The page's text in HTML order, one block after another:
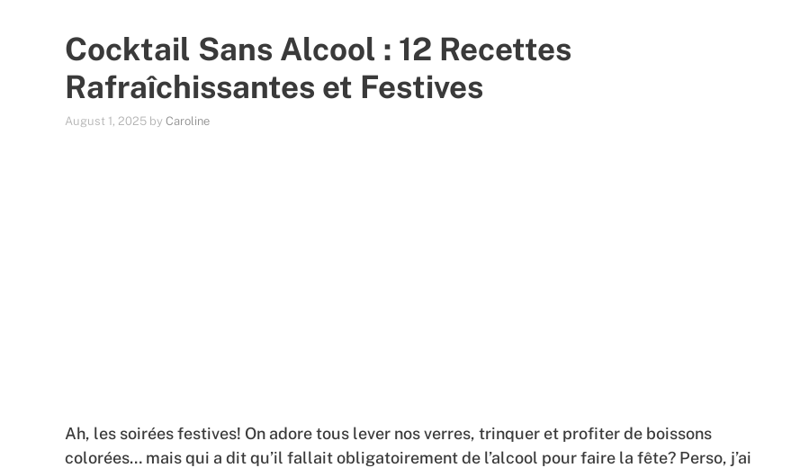
Cocktail Sans Alcool : 12 Recettes
Rafraîchissantes et Festives
August 1, 2025 by Caroline
Ah, les soirées festives! On adore tous lever nos verres, trinquer et profiter de boissons
colorées… mais qui a dit qu’il fallait obligatoirement de l’alcool pour faire la fête? Perso, j’ai